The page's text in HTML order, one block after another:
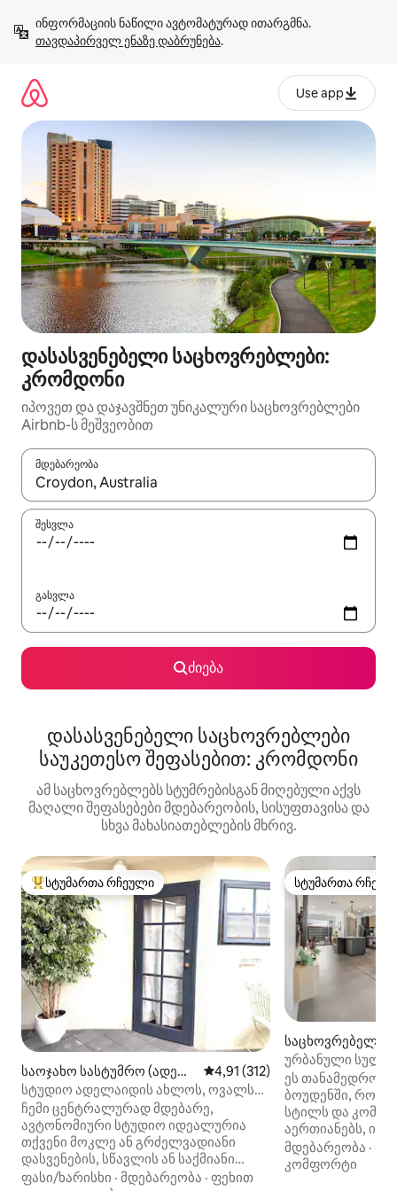
გადასვლა
თავდაპირველ ენაზე დაბრუნება.
Use app
დასასვენებელი საცხოვრებლები:
კრომდონი
იპოვეთ და დაჯავშნეთ უნიკალური საცხოვრებლები
Airbnb-ს მეშვეობით
მდებარეობა
როცა შედეგები ხელმისაწვდომი გახდება, ნავიგაციისთვის
შესვლა
გასვლა
ძიება
დასასვენებელი საცხოვრებლები
საუკეთესო შეფასებით: კრომდონი
ამ საცხოვრებლებს სტუმრებისგან მიღებული აქვს
მაღალი შეფასებები მდებარეობის, სისუფთავისა და
სხვა მახასიათებლების მხრივ.
სტუმართა რჩეული მოწინავე ვარიანტი
სტუმართა რჩეული
საოჯახო სასტუმრო (ადელ
აიდა)
საშუალო შეფასებაა 5‑დან
4,91 (312)
სტუდიო ადელაიდის ახლოს, ოვალსა
და უნიში, უფასო CBD ავტობუსით
ჩემი ცენტრალურად მდებარე,
ავტონომიური სტუდიო იდეალურია
თქვენი მოკლე ან გრძელვადიანი
დასვენების, სწავლის ან საქმიანი
მოგზაურობისთვის. ჩრდილოეთ
ფასი/ხარისხი · მდებარეობა · ფეხით
სტუმართა
სტუმართა
საცხოვრებელი
ურბანული სული
პარკლენდი,
ეს
ბოუდენში,
სტილს და
აერთიანებს,
დასვენებისთვის,
სტუმრობისთვის
მდებარეობა ·
კომფორტი